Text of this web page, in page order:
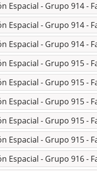
Espacial - Grupo 914 -
Espacial - Grupo 914 -
Espacial - Grupo 914 -
Espacial - Grupo 915 -
Espacial - Grupo 915 -
Espacial - Grupo 915 -
Espacial - Grupo 915 -
Espacial - Grupo 915 -
Espacial - Grupo 916 -